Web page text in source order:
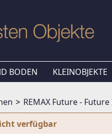
BODEN KLEINOBJEKTE
REMAX Future -
verfügbar